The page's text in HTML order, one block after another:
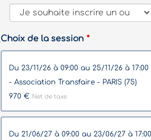
Choix de la session
du 23/11/26 à 09:00 au 25/11/26 à 17:00
- Association Transfaire - PARIS (75)
970 € Net de taxe
du 21/06/27 à 09:00 au 23/06/27 à 17:00